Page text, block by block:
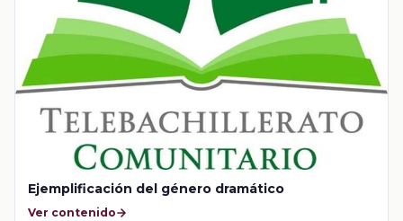
Ejemplificación del género dramático
Ver contenido